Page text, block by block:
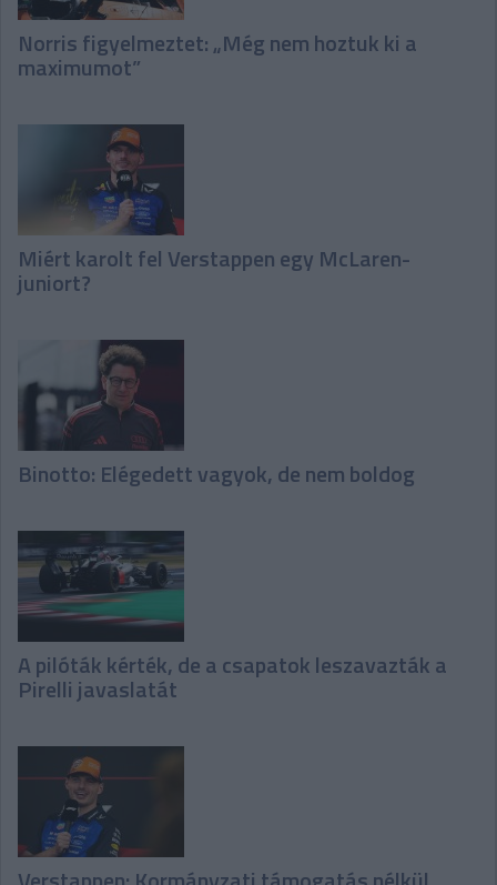
Norris figyelmeztet: „Még nem hoztuk ki a
maximumot”
Miért karolt fel Verstappen egy McLaren-
juniort?
Binotto: Elégedett vagyok, de nem boldog
A pilóták kérték, de a csapatok leszavazták a
Pirelli javaslatát